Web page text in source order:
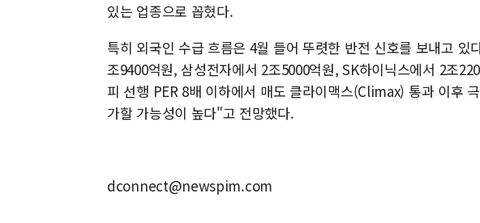
있는 업종으로 꼽혔다.
특히 외국인 수급 흐름은 4월 들어 뚜렷한 반전 신호를 보내고 있
조9400억원, 삼성전자에서 2조5000억원, SK하이닉스에서 2조
피 선행 PER 8배 이하에서 매도 클라이맥스(Climax) 통과 이후
가할 가능성이 높다"고 전망했다.
dconnect@newspim.com